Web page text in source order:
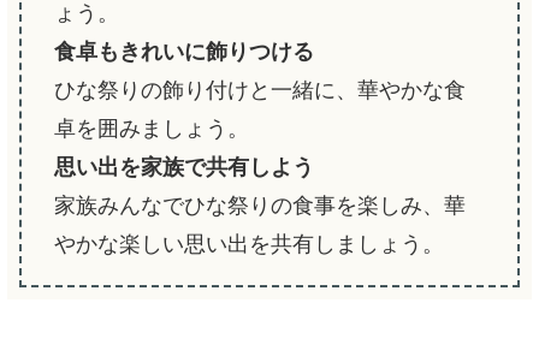
ょう。
食卓もきれいに飾りつける
ひな祭りの飾り付けと一緒に、華やかな食
卓を囲みましょう。
思い出を家族で共有しよう
家族みんなでひな祭りの食事を楽しみ、華
やかな楽しい思い出を共有しましょう。